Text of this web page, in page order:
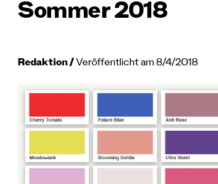
Sommer 2018
Redaktion Veröffentlicht am 8/4/2018